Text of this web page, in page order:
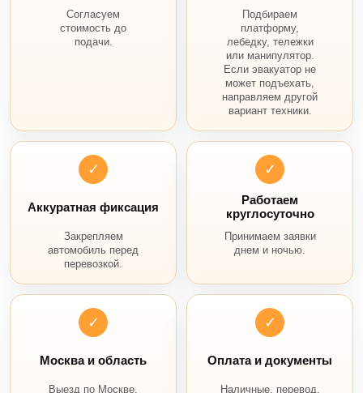
Согласуем
стоимость до
подачи.
Подбираем
платформу,
лебедку, тележки
или манипулятор.
Если эвакуатор не
может подъехать,
направляем другой
вариант техники.
✓
Аккуратная фиксация
Закрепляем
автомобиль перед
перевозкой.
✓
Работаем
круглосуточно
Принимаем заявки
днем и ночью.
✓
Москва и область
Выезд по Москве,
✓
Оплата и документы
Наличные, перевод,